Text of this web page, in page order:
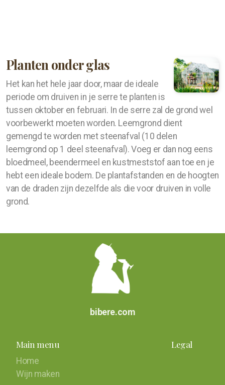
Planten onder glas
Het kan het hele jaar door, maar de ideale
periode om druiven in je serre te planten is
tussen oktober en februari. In de serre zal de grond wel
voorbewerkt moeten worden. Leemgrond dient
gemengd te worden met steenafval (10 delen
leemgrond op 1 deel steenafval). Voeg er dan nog eens
bloedmeel, beendermeel en kustmeststof aan toe en je
hebt een ideale bodem. De plantafstanden en de hoogten
van de draden zijn dezelfde als die voor druiven in volle
grond.
bibere.com
Main menu
Home
Wijn maken
Legal